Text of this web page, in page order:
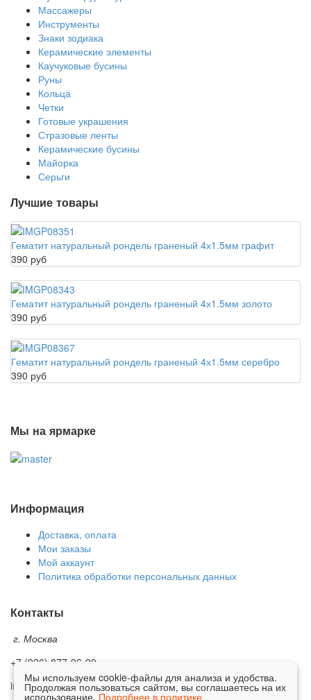
Массажеры
Инструменты
Знаки зодиака
Керамические элементы
Каучуковые бусины
Руны
Кольца
Четки
Готовые украшения
Стразовые ленты
Керамические бусины
Майорка
Серьги
Лучшие товары
Гематит натуральный рондель граненый 4х1.5мм графит
390 руб
Гематит натуральный рондель граненый 4х1.5мм золото
390 руб
Гематит натуральный рондель граненый 4х1.5мм серебро
390 руб
Мы на ярмарке
Информация
Доставка, оплата
Мои заказы
Мой аккаунт
Политика обработки персональных данных
Контакты
г. Москва
+7 (926) 877-96-90
info@premium-furnitura.ru
Мы используем cookie-файлы для анализа и удобства.
Продолжая пользоваться сайтом, вы соглашаетесь на их
использование. Подробнее в политике